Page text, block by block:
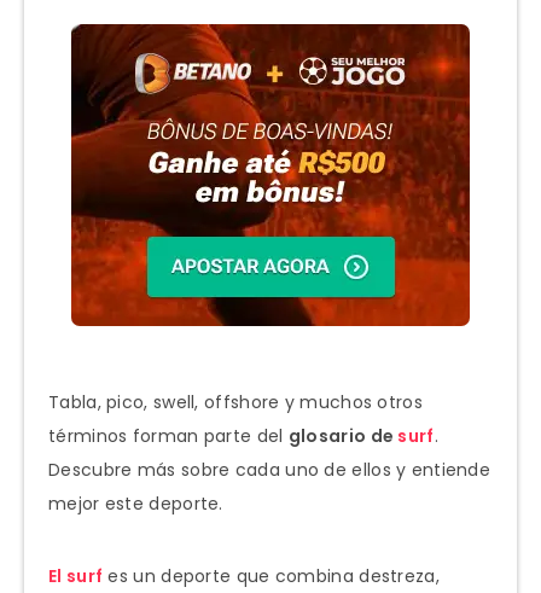
Tabla, pico, swell, offshore y muchos otros
términos forman parte del glosario de surf.
Descubre más sobre cada uno de ellos y entiende
mejor este deporte.
El surf es un deporte que combina destreza,